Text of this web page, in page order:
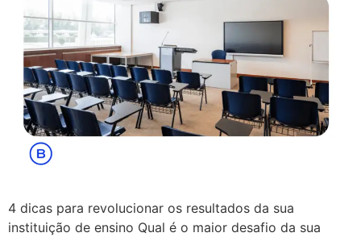
4 dicas para revolucionar os resultados da sua
instituição de ensino Qual é o maior desafio da sua